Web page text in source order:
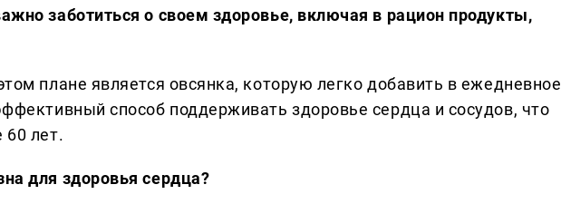
заботиться о своем здоровье, включая в рацион продукты,
плане является овсянка, которую легко добавить в ежедневное
способ поддерживать здоровье сердца и сосудов, что
60 лет.
для здоровья сердца?